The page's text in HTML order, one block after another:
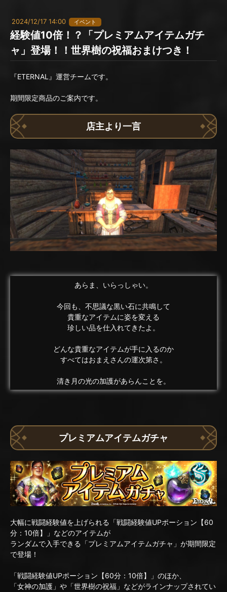
2024/12/17 14:00 イベント
経験値10倍！？「プレミアムアイテムガチ
ャ」登場！！世界樹の祝福おまけつき！
『ETERNAL』運営チームです。
期間限定商品のご案内です。
店主より一言
あらま、いらっしゃい。
今回も、不思議な黒い石に共鳴して
貴重なアイテムに姿を変える
珍しい品を仕入れてきたよ。
どんな貴重なアイテムが手に入るのか
すべてはおまえさんの運次第さ。
清き月の光の加護があらんことを。
プレミアムアイテムガチャ
大幅に戦闘経験値を上げられる「戦闘経験値UPポーション【60
分：10倍】」などのアイテムが
ランダムで入手できる「プレミアムアイテムガチャ」が期間限定
で登場！
「戦闘経験値UPポーション【60分：10倍】」のほか、
「女神の加護」や「世界樹の祝福」などがラインナップされてい